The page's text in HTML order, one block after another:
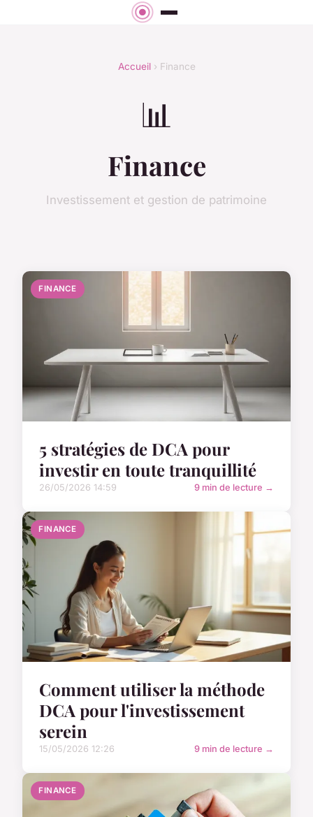
Accueil› Finance
📊
Finance
Investissement et gestion de patrimoine
FINANCE
5 stratégies de DCA pour
investir en toute tranquillité
26/05/2026 14:59 9 min de lecture →
FINANCE
Comment utiliser la méthode
DCA pour l'investissement
serein
15/05/2026 12:26 9 min de lecture →
FINANCE